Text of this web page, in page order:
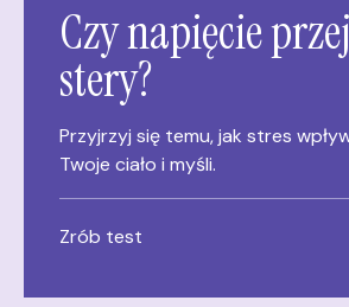
Czy napięcie
stery?
Przyjrzyj się temu, jak stres
Twoje ciało i myśli.
Zrób test